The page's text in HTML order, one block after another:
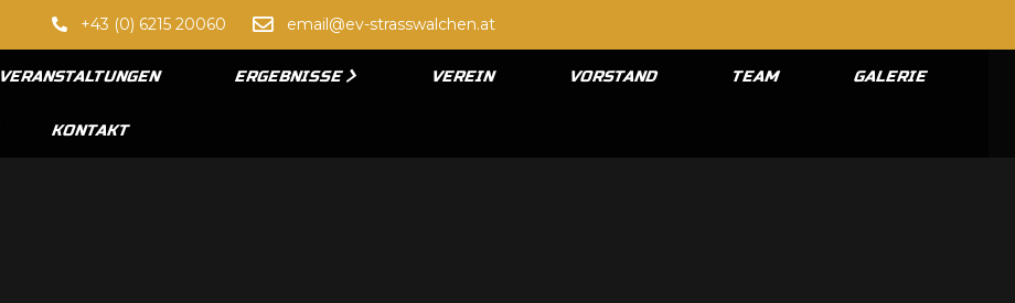
+43 (0) 6215 20060 email@ev-strasswalchen.at
VERANSTALTUNGEN ERGEBNISSE VEREIN VORSTAND TEAM GALERIE
KONTAKT